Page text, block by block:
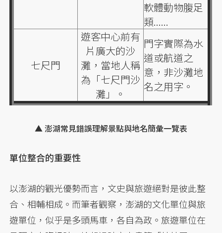
軟體動物腹足
類......
七尺門
遊客中心前有
片廣大的沙
灘，當地人稱
為「七尺門沙
灘」。
門字實際為水
道或航道之
意，非沙灘地
名之用字。
▲ 澎湖常見錯誤理解景點與地名簡彙一覽表
單位整合的重要性
以澎湖的觀光優勢而言，文史與旅遊絕對是彼此整
合、相輔相成。而筆者觀察，澎湖的文化單位與旅
遊單位，似乎是多頭馬車，各自為政。旅遊單位在